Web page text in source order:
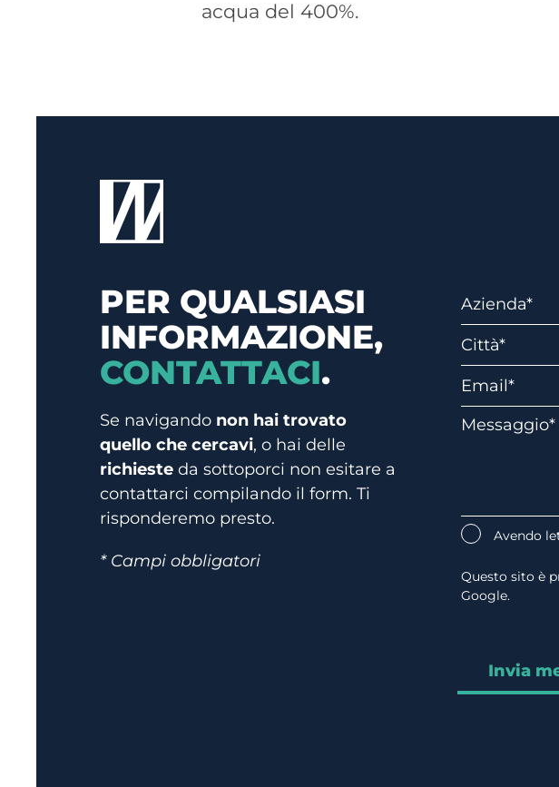
acqua del 400%.
PER QUALSIASI
INFORMAZIONE,
CONTATTACI.
Se navigando non hai trovato
quello che cercavi, o hai delle
richieste da sottoporci non esitare a
contattarci compilando il form. Ti
risponderemo presto.
* Campi obbligatori
Avendo
Questo sito è
Google.